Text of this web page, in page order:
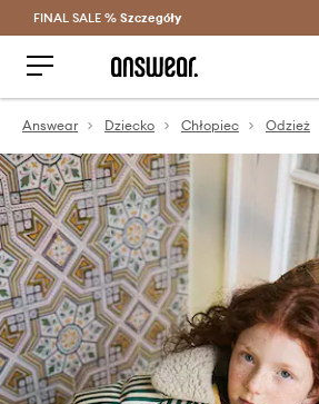
Oszczędzaj z Answear Club >
FINAL SALE % Szczegóły
Answear Dziecko Chłopiec Odzież